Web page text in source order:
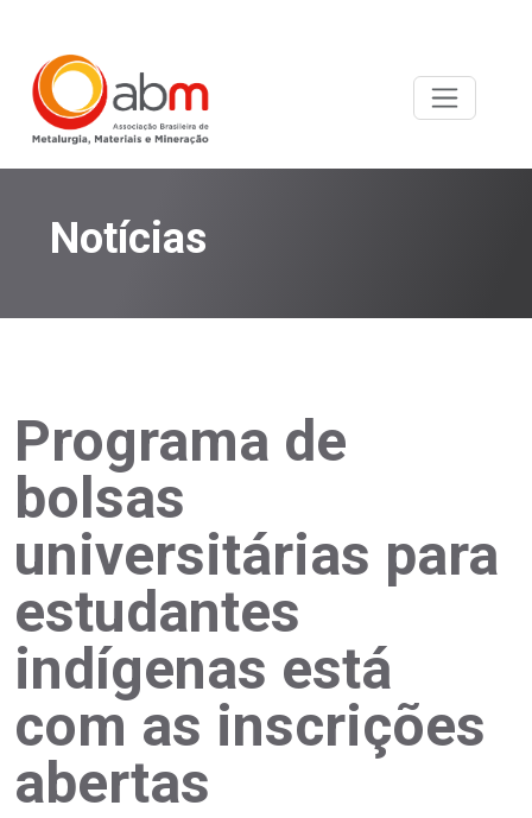
Notícias
Programa de
bolsas
universitárias para
estudantes
indígenas está
com as inscrições
abertas